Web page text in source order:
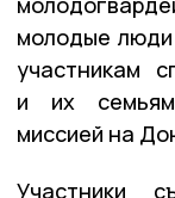
молодые
участникам
и их
миссией на
Участники